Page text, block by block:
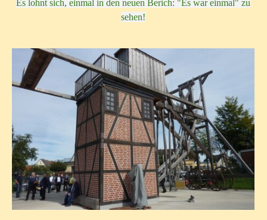
Es lohnt sich, einmal in den neuen Berich: "Es war einmal" zu
sehen!